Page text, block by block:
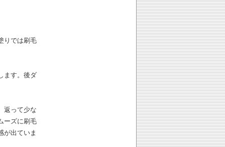
りでは刷毛
ます。後ダ
返って少な
ーズに刷毛
が出ていま